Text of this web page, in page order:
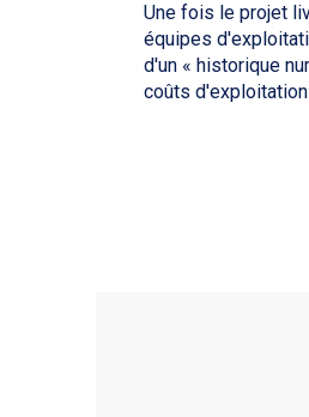
Une fois le projet
équipes
d'un « historique
coûts